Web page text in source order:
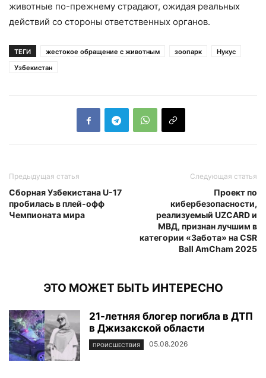
животные по-прежнему страдают, ожидая реальных
действий со стороны ответственных органов.
ТЕГИ жестокое обращение с животным зоопарк
Нукус
Узбекистан
Предыдущая статья
Сборная Узбекистана U-17
пробилась в плей-офф
Чемпионата мира
Следующая статья
Проект по
кибербезопасности,
реализуемый UZCARD и
МВД, признан лучшим в
категории «Забота» на CSR
Ball AmCham 2025
ЭТО МОЖЕТ БЫТЬ ИНТЕРЕСНО
21-летняя блогер погибла в ДТП
в Джизакской области
ПРОИСШЕСТВИЯ 05.08.2026